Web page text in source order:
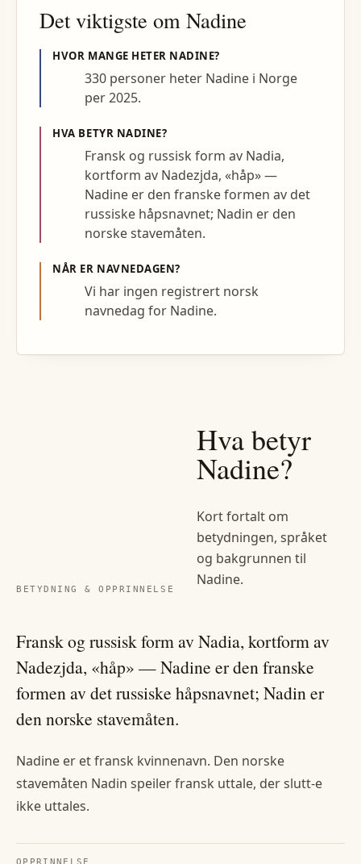
Det viktigste om Nadine
HVOR MANGE HETER NADINE?
330 personer heter Nadine i Norge
per 2025.
HVA BETYR NADINE?
Fransk og russisk form av Nadia,
kortform av Nadezjda, «håp» —
Nadine er den franske formen av det
russiske håpsnavnet; Nadin er den
norske stavemåten.
NÅR ER NAVNEDAGEN?
Vi har ingen registrert norsk
navnedag for Nadine.
BETYDNING & OPPRINNELSE
Hva betyr
Nadine?
Kort fortalt om
betydningen, språket
og bakgrunnen til
Nadine.
Fransk og russisk form av Nadia, kortform av
Nadezjda, «håp» — Nadine er den franske
formen av det russiske håpsnavnet; Nadin er
den norske stavemåten.
Nadine er et fransk kvinnenavn. Den norske
stavemåten Nadin speiler fransk uttale, der slutt-e
ikke uttales.